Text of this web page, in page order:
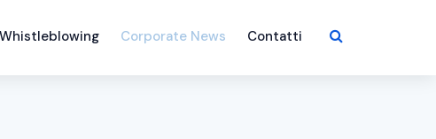
Whistleblowing Corporate News Contatti